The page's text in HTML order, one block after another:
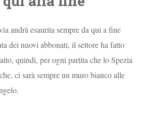
andrà esaurita sempre da qui a fine
dei nuovi abbonati, il settore ha fatto
quindi, per ogni partita che lo Spezia
ci sarà sempre un muro bianco alle